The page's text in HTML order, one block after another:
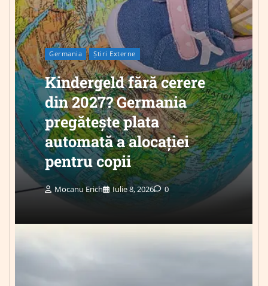
Germania Știri Externe
Kindergeld fără cerere
din 2027? Germania
pregătește plata
automată a alocației
pentru copii
Mocanu Erich Iulie 8, 2026 0